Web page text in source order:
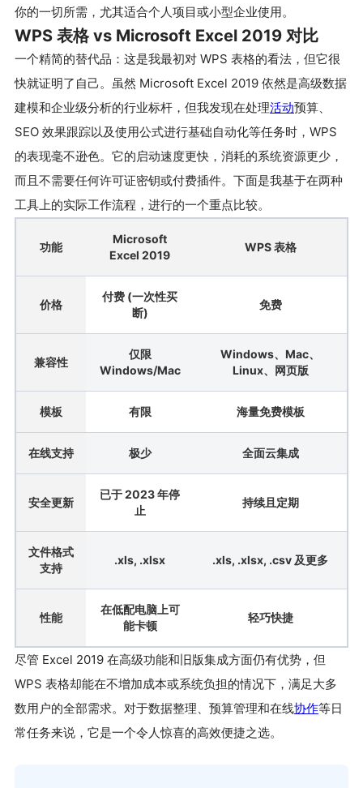
你的一切所需，尤其适合个人项目或小型企业使用。
WPS 表格 vs Microsoft Excel 2019 对比
一个精简的替代品：这是我最初对 WPS 表格的看法，但它很
快就证明了自己。虽然 Microsoft Excel 2019 依然是高级数据
建模和企业级分析的行业标杆，但我发现在处理活动预算、
SEO 效果跟踪以及使用公式进行基础自动化等任务时，WPS
的表现毫不逊色。它的启动速度更快，消耗的系统资源更少，
而且不需要任何许可证密钥或付费插件。下面是我基于在两种
工具上的实际工作流程，进行的一个重点比较。
功能
Microsoft
Excel 2019
WPS 表格
价格
付费 (一次性买
断)
免费
兼容性
仅限
Windows/Mac
Windows、Mac、
Linux、网页版
模板 有限 海量免费模板
在线支持 极少 全面云集成
安全更新
已于 2023 年停
止
持续且定期
文件格式
支持
.xls, .xlsx .xls, .xlsx, .csv 及更多
性能
在低配电脑上可
能卡顿
轻巧快捷
尽管 Excel 2019 在高级功能和旧版集成方面仍有优势，但
WPS 表格却能在不增加成本或系统负担的情况下，满足大多
数用户的全部需求。对于数据整理、预算管理和在线协作等日
常任务来说，它是一个令人惊喜的高效便捷之选。